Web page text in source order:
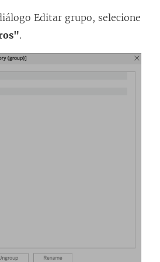
Editar grupo, selecione
.